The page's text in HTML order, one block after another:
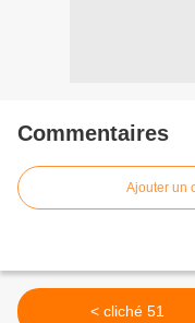
Commentaires
Ajouter un
< cliché 51